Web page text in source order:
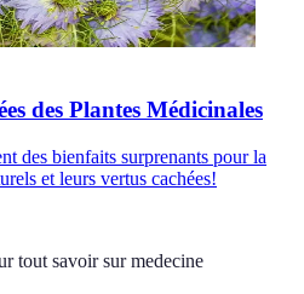
des Plantes Médicinales
des bienfaits surprenants pour la
et leurs vertus cachées!
tout savoir sur medecine